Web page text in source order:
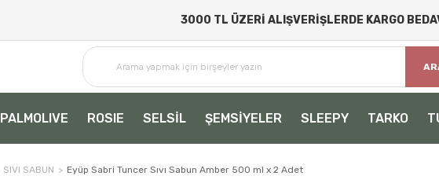
3000 TL ÜZERİ ALIŞVERİŞLERDE KARGO
PALMOLIVE ROSIE SELSİL ŞEMSİYELER SLEEPY TARKO
SIVI SABUN Eyüp Sabri Tuncer Sıvı Sabun Amber 500 ml x 2 Adet